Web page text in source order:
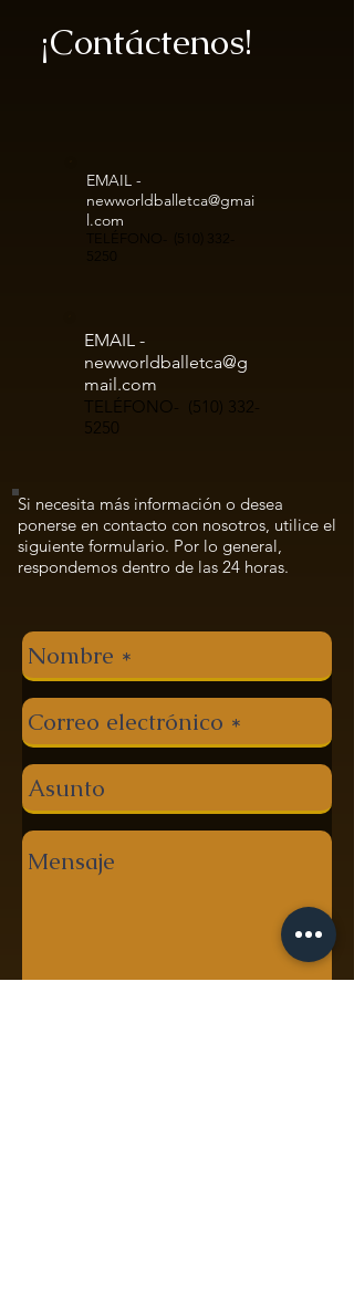
¡Contáctenos!
EMAIL -
newworldballetca@gmai
l.com
EMAIL -
newworldballetca@g
mail.com
TELÉFONO- (510) 332-
5250
Si necesita más información o desea
ponerse en contacto con nosotros, utilice el
siguiente formulario. Por lo general,
respondemos dentro de las 24 horas.